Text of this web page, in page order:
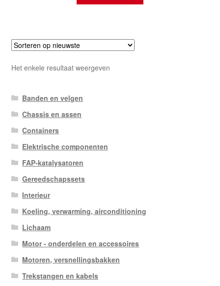
Het enkele resultaat weergeven
Banden en velgen
Chassis en assen
Containers
Elektrische componenten
FAP-katalysatoren
Gereedschapssets
Interieur
Koeling, verwarming, airconditioning
Lichaam
Motor - onderdelen en accessoires
Motoren, versnellingsbakken
Trekstangen en kabels